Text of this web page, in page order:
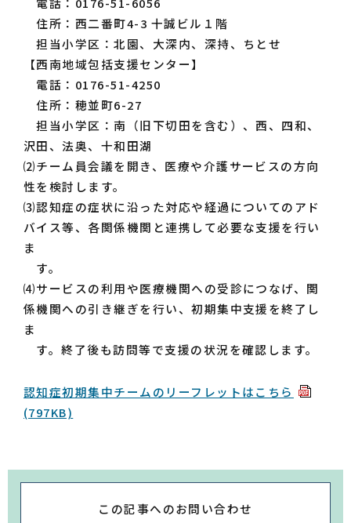
住所：西二番町4-3 十誠ビル１階
担当小学区：北園、大深内、深持、ちとせ
【西南地域包括支援センター】
電話：0176-51-4250
住所：穂並町6-27
担当小学区：南（旧下切田を含む）、西、四和、
沢田、法奥、十和田湖
⑵チーム員会議を開き、医療や介護サービスの方向
性を検討します。
⑶認知症の症状に沿った対応や経過についてのアド
バイス等、各関係機関と連携して必要な支援を行い
ま
す。
⑷サービスの利用や医療機関への受診につなげ、関
係機関への引き継ぎを行い、初期集中支援を終了し
ま
す。終了後も訪問等で支援の状況を確認します。
認知症初期集中チームのリーフレットはこちら
(797KB)
この記事へのお問い合わせ